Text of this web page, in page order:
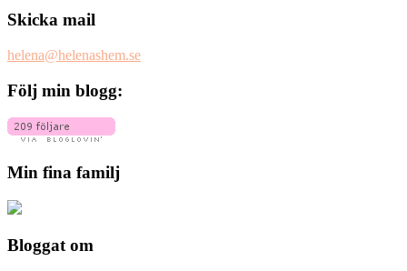
Skicka mail
helena@helenashem.se
Följ min blogg:
Min fina familj
Bloggat om